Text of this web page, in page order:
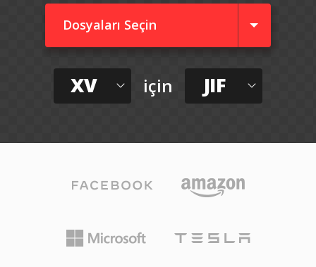
Dosyaları Seçin
XV için JIF